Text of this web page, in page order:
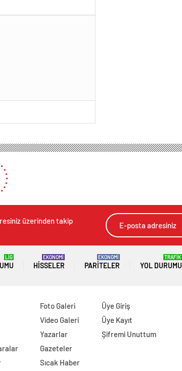
üzerinden takip
LİG
HISSELER
EKONOMİ
PARITELER
EKONOMİ
YOL DURUMU
TRAFİK
Foto Galeri
Video Galeri
Yazarlar
Gazeteler
Sıcak Haber
Üye Giriş
Üye Kayıt
Şifremi Unuttum